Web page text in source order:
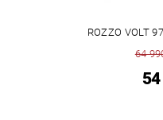
ROZZO VOLT
64